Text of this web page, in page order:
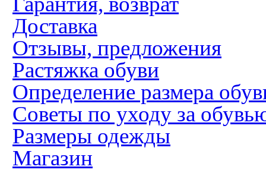
Доставка
Отзывы, предложения
Растяжка обуви
Определение размера
Советы по уходу за
Размеры одежды
Магазин